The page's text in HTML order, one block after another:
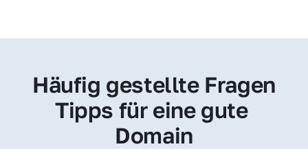
Häufig gestellte Fragen
Tipps für eine gute
Domain